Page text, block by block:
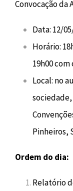
Convocação da
Data: 12/
Horário:
19h00
Local: no
sociedade,
Pinheiros,
Ordem do dia:
Relatório